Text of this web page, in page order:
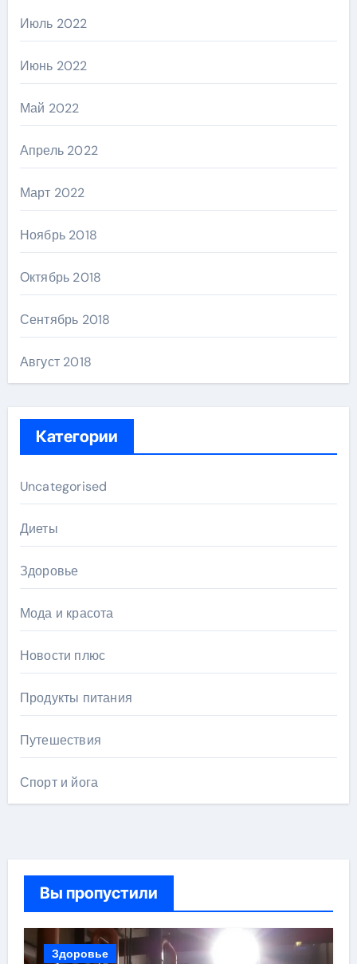
Июль 2022
Июнь 2022
Май 2022
Апрель 2022
Март 2022
Ноябрь 2018
Октябрь 2018
Сентябрь 2018
Август 2018
Категории
Uncategorised
Диеты
Здоровье
Мода и красота
Новости плюс
Продукты питания
Путешествия
Спорт и йога
Вы пропустили
Здоровье